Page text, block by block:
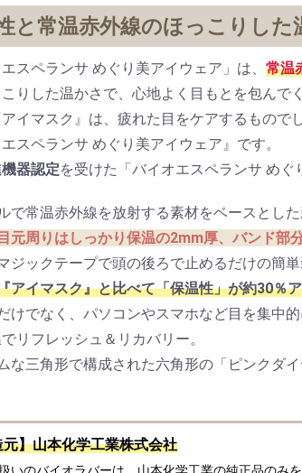
スと常温赤外線のほっこりした
エスペランサ めぐり美アイウェア」は、 常温
りした温かさで、心地よく目もとを包んで
イマスク』は、疲れた目をケアするもの
エスペランサ めぐり美アイウェア』です。
器認定を受けた「バイオエスペランサ めぐ
で常温赤外線を放射する素材をベースとし
目元周りはしっかり保温の2mm厚、バンド部
ジックテープで頭の後ろで止めるだけの簡単
アイマスク』と比べて「保温性」が約30％
けでなく、パソコンやスマホなど目を集中
リフレッシュ＆リカバリー。
な三角形で構成された六角形の「ピンクダ
】山本化学工業株式会社